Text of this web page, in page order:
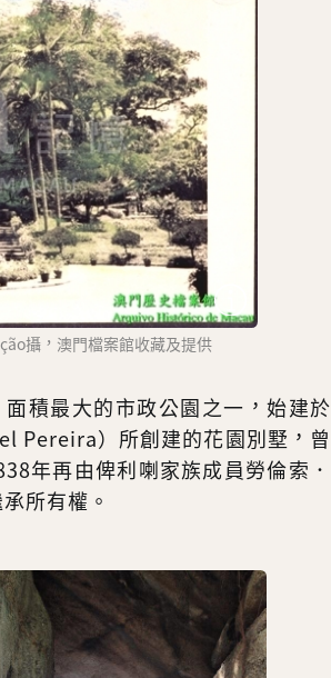
攝，澳門檔案館收藏及提供
積最大的市政公園之一，始建於
Pereira）所創建的花園別墅，曾
年再由俾利喇家族成員勞倫索．
所有權。